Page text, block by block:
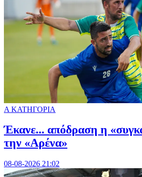
Α ΚΑΤΗΓΟΡΙΑ
Έκανε... απόδραση η
την «Αρένα»
08-08-2026 21:02